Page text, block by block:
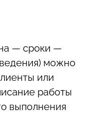
— сроки —
можно
или
работы
выполнения